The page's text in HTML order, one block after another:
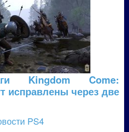
Kingdom Come:
исправлены через две
PS4